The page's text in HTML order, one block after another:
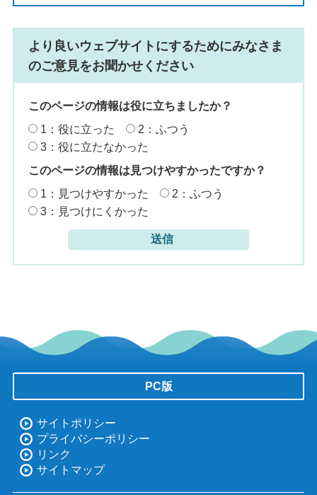
より良いウェブサイトにするためにみなさま
のご意見をお聞かせください
このページの情報は役に立ちましたか？
1：役に立った
2：ふつう
3：役に立たなかった
このページの情報は見つけやすかったですか？
1：見つけやすかった
2：ふつう
3：見つけにくかった
PC版
サイトポリシー
プライバシーポリシー
リンク
サイトマップ